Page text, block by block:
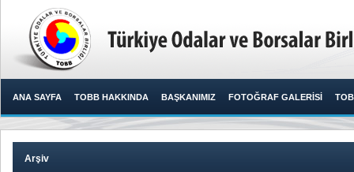
ANA SAYFA TOBB HAKKINDA BAŞKANIMIZ FOTOĞRAF GALERİSİ
Arşiv